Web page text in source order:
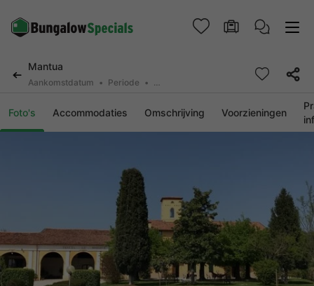
Mantua
Aankomstdatum Periode 2 personen, 0 huisdier
Foto's Accommodaties Omschrijving Voorzieningen